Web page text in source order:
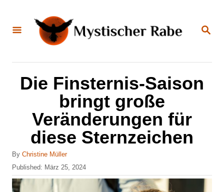
S
E
Die Finsternis-Saison
bringt große
Veränderungen für
diese Sternzeichen
By A
u
t
h
Christine Müller
P
o
s
Published: März 25, 2024